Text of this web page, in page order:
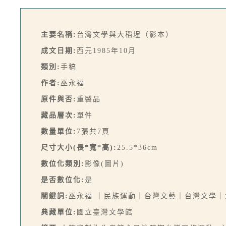
主要名稱: 台灣文學與大稻埕（影本）
成文日期: 西元1985年10月
類別: 手稿
作者: 巫永福
原件與否: 重製品
藏品層次: 單件
數量單位: 7張共7頁
尺寸大小(長*寬*高): 25.5*36cm
數位化類別: 影像(圖片)
是否數位化: 是
關鍵詞: 巫永福 ｜民族運動｜台灣文藝｜台灣文學
典藏單位: 國立臺灣文學館